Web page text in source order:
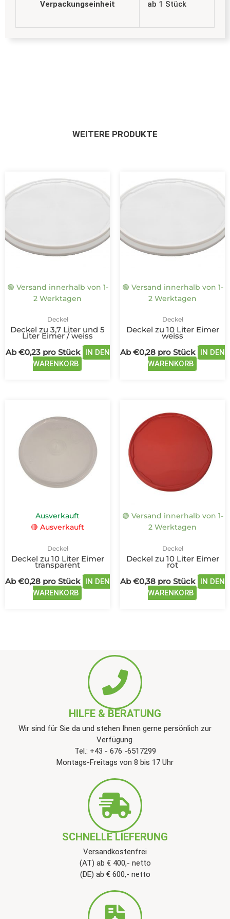
Verpackungseinheit ab 1 Stück
WEITERE PRODUKTE
🟢 Versand innerhalb von 1-
2 Werktagen
Deckel
Deckel zu 3,7 Liter und 5
Liter Eimer / weiss
Ab€0,23pro Stück
IN DEN
WARENKORB
Produkt
Die
Optionen
der
🟢 Versand innerhalb von 1-
2 Werktagen
Deckel
Deckel zu 10 Liter Eimer
weiss
Ab€0,28 pro Stück
IN DEN
WARENKORB
Produkt
Die
der
Ausverkauft
🔴 Ausverkauft
Deckel
Deckel zu 10 Liter Eimer
transparent
Ab€0,28 pro Stück
IN DEN
WARENKORB
weist
mehrere
Varianten
Die
Produktseite
🟢 Versand innerhalb von 1-
2 Werktagen
Deckel
Deckel zu 10 Liter Eimer
rot
Ab€0,38 pro Stück
IN DEN
WARENKORB
weist
mehrere
Die
der
HILFE & BERATUNG
Wir sind für Sie da und stehen Ihnen gerne persönlich zur
Verfügung.
Tel.: +43 - 676 -6517299
Montags-Freitags von 8 bis 17 Uhr
SCHNELLE LIEFERUNG
Versandkostenfrei
(AT) ab € 400,- netto
(DE) ab € 600,- netto